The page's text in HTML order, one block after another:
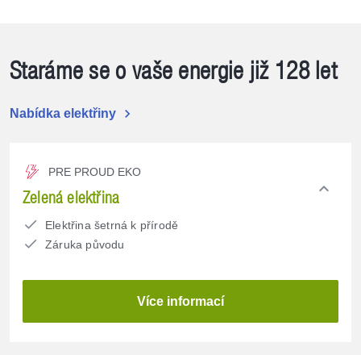
Staráme se o vaše energie již 128 let
Nabídka elektřiny chevron_right
PRE PROUD EKO
Zelená elektřina expand_less
Elektřina šetrná k přírodě
Záruka původu
Více informací